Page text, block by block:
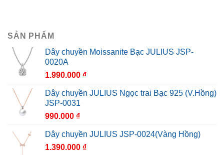
SẢN PHẨM
Dây chuyền Moissanite Bạc JULIUS JSP-
0020A
1.990.000 ₫
Dây chuyền JULIUS Ngọc trai Bạc 925 (V.Hồng)
JSP-0031
990.000 ₫
Dây chuyền JULIUS JSP-0024(Vàng Hồng)
1.390.000 ₫